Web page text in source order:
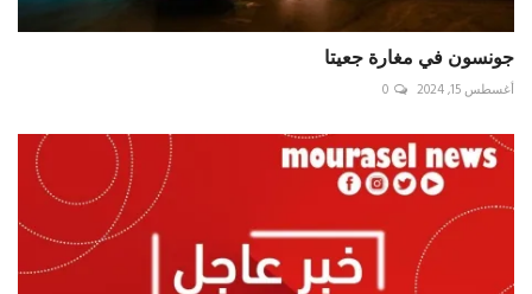
جونسون في مغارة جعيتا
أغسطس 15, 2024 0